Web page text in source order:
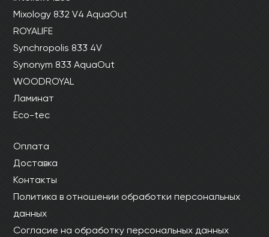
Mixology 832 V4 AquaOut
ROYALIFE
Synchropolis 833 4V
Synonym 833 AquaOut
WOODROYAL
Ламинат
Eco-tec
Оплата
Доставка
Контакты
Политика в отношении обработки персональных
данных
Согласие на обработку персональных данных